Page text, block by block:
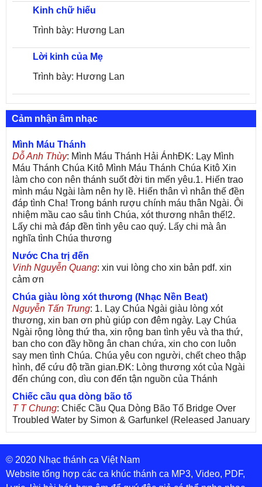
Kinh chữ hiếu
Trình bày: Hương Lan
Lời kinh của Mẹ
Trình bày: Hương Lan
Cảm nhận âm nhạc
Mình Máu Thánh
Dỗ Anh Thùy: Mình Máu Thánh Hải ÁnhĐK: Lạy Mình
Máu Thánh Chúa Kitô Mình Máu Thánh Chúa Kitô Xin
làm cho con nên thánh suốt đời tin mến yêu.1. Hiến trao
mình máu Ngài làm nên hy lề. Hiến thân vì nhân thế đền
đáp tình Cha! Trong bánh rượu chính máu thân Ngài. Ôi
nhiệm mầu cao sâu tình Chúa, xót thương nhân thế!2.
Lấy chi mà đáp đền tình yêu cao quý. Lấy chi mà ân
nghĩa tình Chúa thương
Nước Cha trị đến
Vinh Nguyễn Quang: xin vui lòng cho xin bản pdf. xin
cảm ơn
Chúa giàu lòng xót thương (Nhạc Nền Beat)
Nguyễn Tấn Trung: 1. Lạy Chúa Ngài giàu lòng xót
thương, xin ban ơn phù giúp con đêm ngày. Lạy Chúa
Ngài rộng lòng thứ tha, xin rộng ban tình yêu và tha thứ,
ban cho con đầy hồng ân chan chứa, xin cho con luôn
say men tình Chúa. Chúa yêu con người, chết cheo thập
hình, để cứu độ trần gian.ĐK: Lòng thương xót của Ngài
đến chúng con, dìu con đến tận nguồn của Thánh
Chiếc cầu qua dòng bão tố
T T Chung: Chiếc Cầu Qua Dòng Bão Tố Bridge Over
Troubled Water by Simon & Garfunkel (Released January
26, 1970) Lời Việt: Nhạc Sĩ Vũ Đức Nghiêm Trình Bày:
Chung Tử Lưu
De Colores! (Lời Việt)
Son Vu: Bài hát có lời chưa.Cám ơn
© 2020 Nhạc thánh ca Việt Nam
Website tổng hợp các ca khúc thánh ca MP3, Video, PDF,